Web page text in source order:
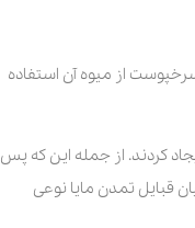
از میوه آن استفاده
ایجاد کردند. از جمله این که پس
قبایل تمدن مایا نوعی